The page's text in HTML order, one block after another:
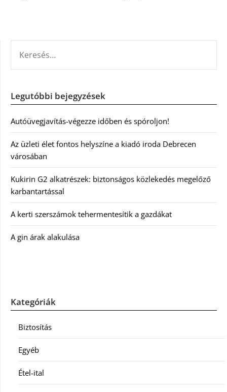
Legutóbbi bejegyzések
Autóüvegjavítás-végezze időben és spóroljon!
Az üzleti élet fontos helyszíne a kiadó iroda Debrecen
városában
Kukirin G2 alkatrészek: biztonságos közlekedés megelőző
karbantartással
A kerti szerszámok tehermentesítik a gazdákat
A gin árak alakulása
Kategóriák
Biztosítás
Egyéb
Étel-ital